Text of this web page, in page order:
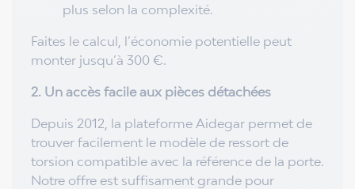
plus selon la complexité.
Faites le calcul, l’économie potentielle peut
monter jusqu’à 300 €.
2. Un accès facile aux pièces détachées
Depuis 2012, la plateforme Aidegar permet de
trouver facilement le modèle de ressort de
torsion compatible avec la référence de la porte.
Notre offre est suffisament grande pour